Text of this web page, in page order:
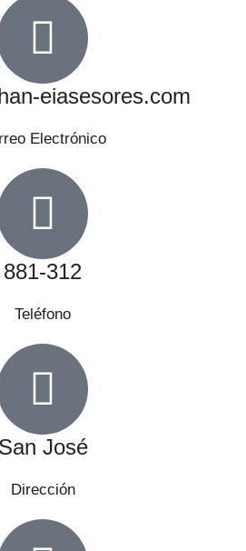
eiasesores.com
Electrónico
881-312
Teléfono
San José
Dirección